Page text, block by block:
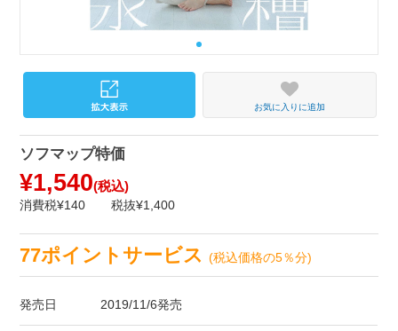
お気に入りに追加
ソフマップ特価
¥1,540(税込)
消費税¥140 税抜¥1,400
77ポイントサービス(税込価格の5％分)
発売日 2019/11/6発売